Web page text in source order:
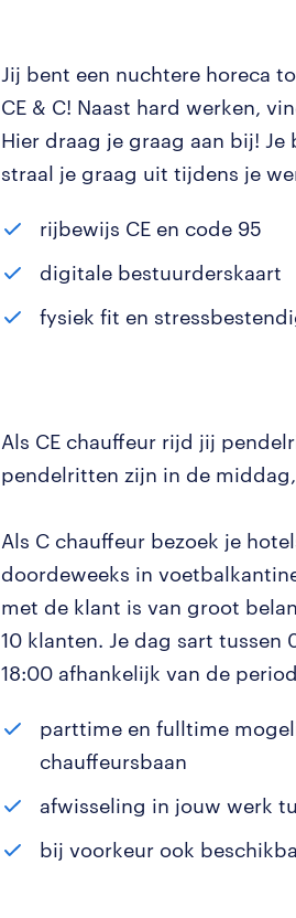
Jij bent een nuchtere horeca
CE & C! Naast hard werken,
Hier draag je graag aan bij!
straal je graag uit tijdens je
rijbewijs CE en code 95
digitale bestuurderskaart
fysiek fit en
Als CE chauffeur rijd jij
pendelritten zijn in de
Als C chauffeur bezoek je
doordeweeks in
met de klant is van groot
10 klanten. Je dag sart tussen
18:00 afhankelijk van de
parttime en fulltime
chauffeursbaan
afwisseling in jouw werk
bij voorkeur ook